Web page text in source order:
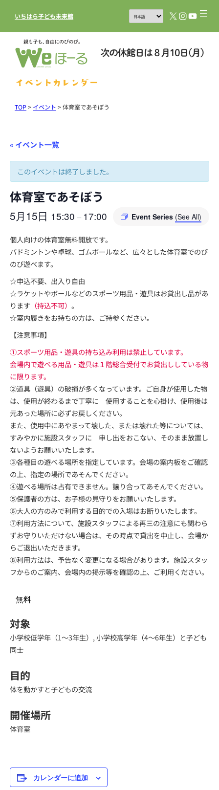
いちはら子ども未来館 X Instagram
YouTube
イベントカレンダー
TOP> イベント >体育室であそぼう
« イベント一覧
このイベントは終了しました。
体育室であそぼう
Event Series (See All)
5月15日 15:30 – 17:00
個人向けの体育室無料開放です。
バドミントンや卓球、ゴムボールなど、広々とした体育室でのび
のび遊べます。
☆申込不要、出入り自由
☆ラケットやボールなどのスポーツ用品・遊具はお貸出し品があ
ります （持込不可） 。
☆室内履きをお持ちの方は、ご持参ください。
【注意事項】
①スポーツ用品・遊具の持ち込み利用は禁止しています。
会場内で遊べる用品・遊具は１階総合受付でお貸出ししている物
に限ります。
②道具（遊具）の破損が多くなっています。ご自身が使用した物
は、使用が終わるまで丁寧に 使用することを心掛け、使用後は
元あった場所に必ずお戻しください。
また、使用中にあやまって壊した、または壊れた等については、
すみやかに施設スタッフに 申し出をおこない、そのまま放置し
ないようお願いいたします。
③各種目の遊べる場所を指定しています。会場の案内板をご確認
の上、指定の場所であそんでください。
④遊べる場所は占有できません。譲り合ってあそんでください。
⑤保護者の方は、お子様の見守りをお願いいたします。
⑥大人の方のみで利用する目的での入場はお断りいたします。
⑦利用方法について、施設スタッフによる再三の注意にも関わら
ずお守りいただけない場合は、その時点で貸出を中止し、会場か
らご退出いただきます。
⑧利用方法は、予告なく変更になる場合があります。施設スタッ
フからのご案内、会場内の掲示等を確認の上、ご利用ください。
無料
対象
小学校低学年（1～3年生）, 小学校高学年（4～6年生）と子ども
同士
目的
体を動かすと子どもの交流
開催場所
体育室
カレンダーに追加